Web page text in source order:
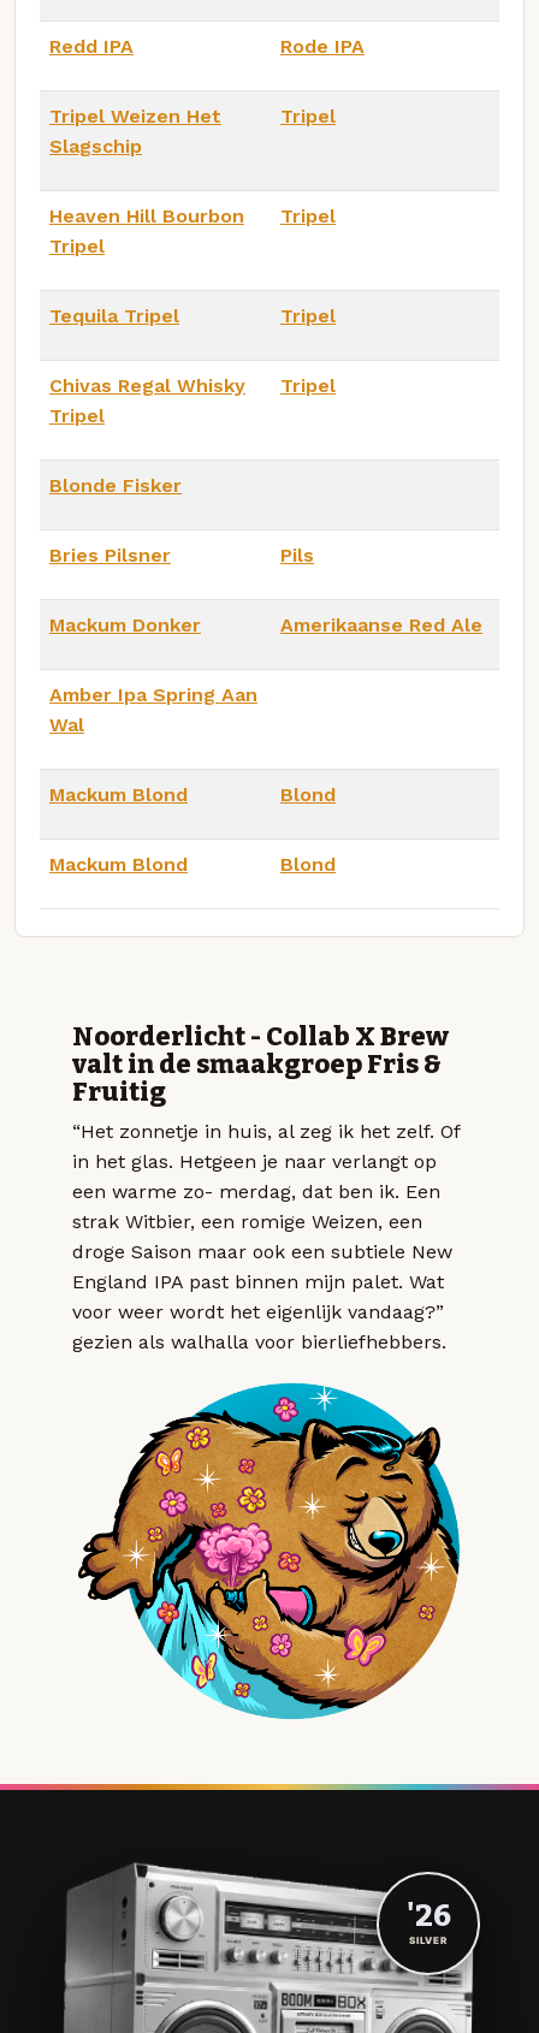
Redd IPA Rode IPA
Tripel Weizen Het
Slagschip
Tripel
Heaven Hill Bourbon
Tripel
Tripel
Tequila Tripel Tripel
Chivas Regal Whisky
Tripel
Tripel
Blonde Fisker
Bries Pilsner Pils
Mackum Donker Amerikaanse Red Ale
Amber Ipa Spring Aan
Wal
Mackum Blond Blond
Mackum Blond Blond
Noorderlicht - Collab X Brew
valt in de smaakgroep Fris &
Fruitig
“Het zonnetje in huis, al zeg ik het zelf. Of
in het glas. Hetgeen je naar verlangt op
een warme zo- merdag, dat ben ik. Een
strak Witbier, een romige Weizen, een
droge Saison maar ook een subtiele New
England IPA past binnen mijn palet. Wat
voor weer wordt het eigenlijk vandaag?”
gezien als walhalla voor bierliefhebbers.
'26
SILVER